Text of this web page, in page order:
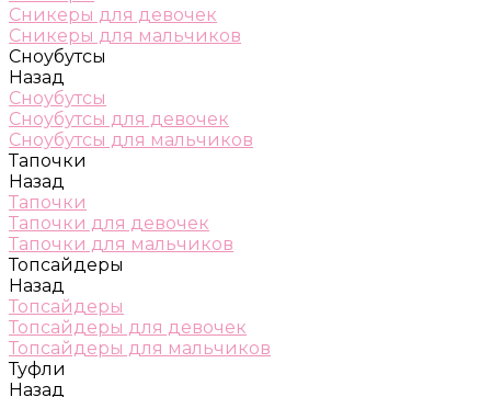
Сникеры для девочек
Сникеры для мальчиков
Сноубутсы
Назад
Сноубутсы
Сноубутсы для девочек
Сноубутсы для мальчиков
Тапочки
Назад
Тапочки
Тапочки для девочек
Тапочки для мальчиков
Топсайдеры
Назад
Топсайдеры
Топсайдеры для девочек
Топсайдеры для мальчиков
Туфли
Назад